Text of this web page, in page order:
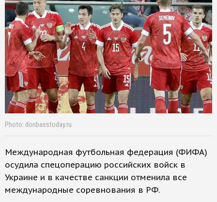
Photo: donbasstoday.ru
Международная футбольная федерация (ФИФА)
осудила спецоперацию российских войск в
Украине и в качестве санкции отменила все
международные соревнования в РФ.